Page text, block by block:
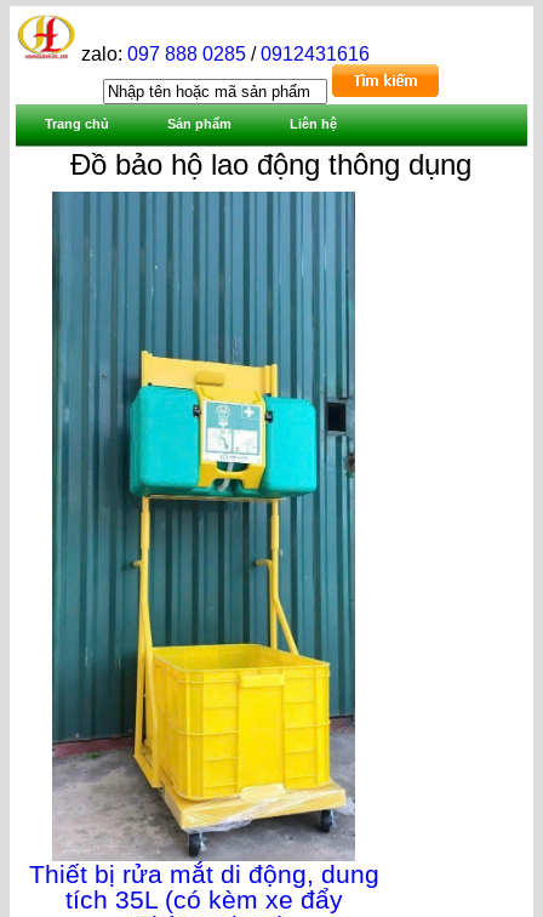
zalo:097 888 0285 /0912431616
Trang chủ Sản phẩm Liên hệ
Đồ bảo hộ lao động thông dụng
Thiết bị rửa mắt di động, dung
tích 35L (có kèm xe đẩy